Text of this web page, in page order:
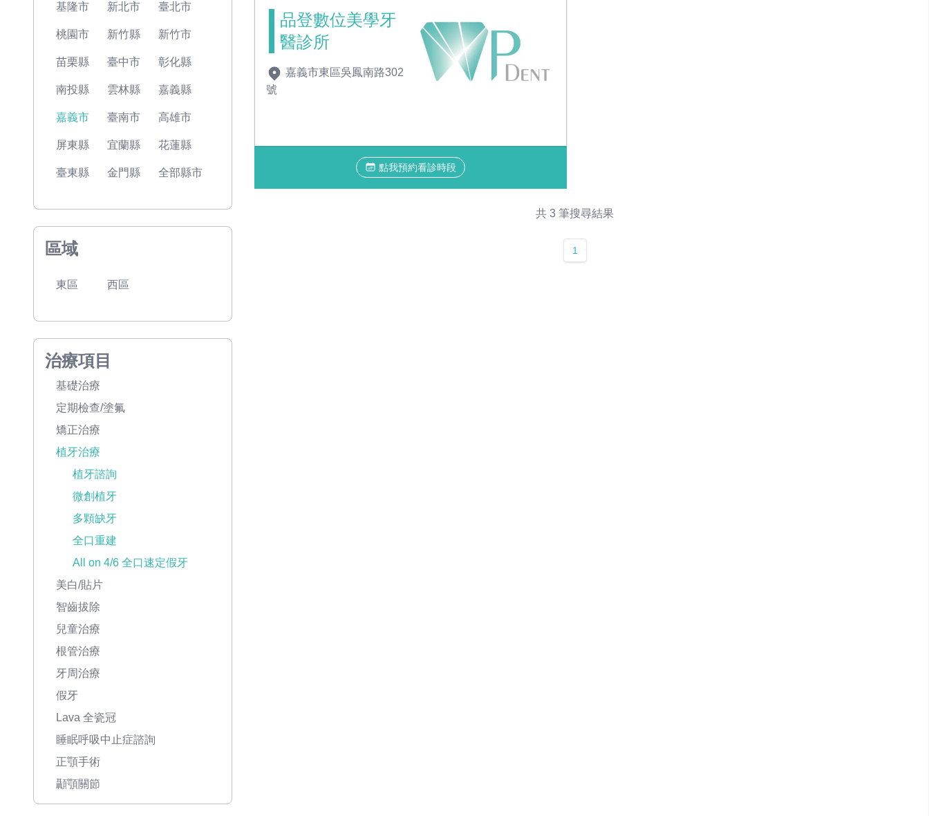
基隆市 新北市 臺北市
桃園市 新竹縣 新竹市
苗栗縣 臺中市 彰化縣
南投縣 雲林縣 嘉義縣
嘉義市 臺南市 高雄市
屏東縣 宜蘭縣 花蓮縣
臺東縣 金門縣 全部縣市
區域
東區 西區
治療項目
基礎治療
定期檢查/塗氟
矯正治療
植牙治療
植牙諮詢
微創植牙
多顆缺牙
全口重建
All on 4/6 全口速定假牙
美白/貼片
智齒拔除
兒童治療
根管治療
牙周治療
假牙
Lava 全瓷冠
睡眠呼吸中止症諮詢
正顎手術
顳顎關節
品登數位美學牙
醫診所
嘉義市東區吳鳳南路302
號
點我預約看診時段
共 3 筆搜尋結果
1